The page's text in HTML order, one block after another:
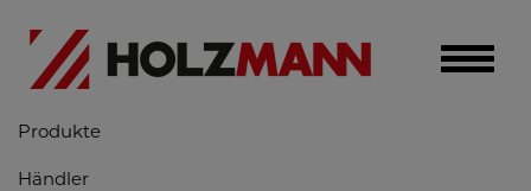
Toggle
Produkte
Händler